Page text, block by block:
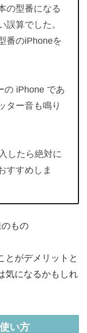
の型番になる
誤算でした。
番のiPhoneを
の iPhone であ
ター音も鳴り
したら絶対に
すすめしま
もの
とがデメリットと
気になるかもしれ
い方